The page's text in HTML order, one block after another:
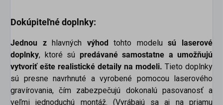
Dokúpiteľné doplnky:
Jednou zhlavných výhodtohto modelusú laserové
doplnky, ktoré sú predávané samostatne a umožňujú
vytvoriť ešte realistické detaily na modeli. Tieto doplnky
sú presne navrhnuté a vyrobené pomocou laserového
gravírovania, čím zabezpečujú dokonalú pasovanosť a
veľmi jednoduchú montáž. (Vyrábajú sa aj na priamu